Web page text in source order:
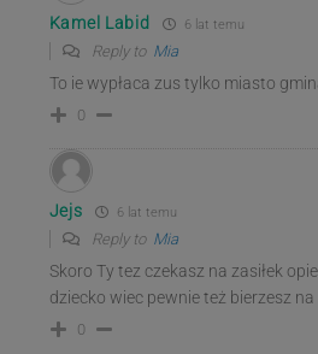
Kamel Labid 6 lat temu
Reply to Mia
To ie wypłaca zus tylko miasto
0
Jejs 6 lat temu
Reply to Mia
Skoro Ty tez czekasz na zasiłek
dziecko wiec pewnie też bierzesz na
0